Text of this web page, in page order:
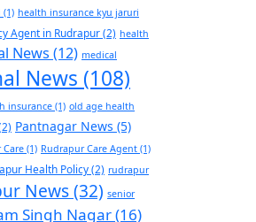
(1) health insurance kyu jaruri
Agent in Rudrapur(2) health
News (12) medical
News (108)
insurance (1) old age health
Pantnagar News (5)
Care (1) Rudrapur Care Agent (1)
Health Policy(2) rudrapur
News(32) senior
Singh Nagar(16)